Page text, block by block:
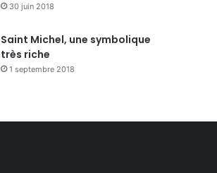
30 juin 2018
Saint Michel, une symbolique
très riche
1 septembre 2018